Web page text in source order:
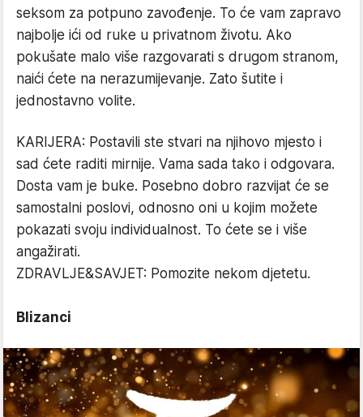
seksom za potpuno zavođenje. To će vam zapravo
najbolje ići od ruke u privatnom životu. Ako
pokušate malo više razgovarati s drugom stranom,
naići ćete na nerazumijevanje. Zato šutite i
jednostavno volite.
KARIJERA: Postavili ste stvari na njihovo mjesto i
sad ćete raditi mirnije. Vama sada tako i odgovara.
Dosta vam je buke. Posebno dobro razvijat će se
samostalni poslovi, odnosno oni u kojim možete
pokazati svoju individualnost. To ćete se i više
angažirati.
ZDRAVLJE&SAVJET: Pomozite nekom djetetu.
Blizanci